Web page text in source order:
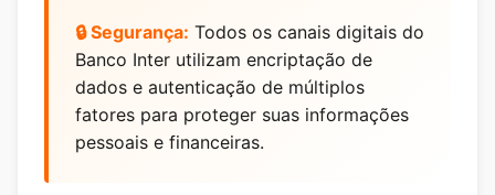
🔒 Segurança: Todos os canais digitais do
Banco Inter utilizam encriptação de
dados e autenticação de múltiplos
fatores para proteger suas informações
pessoais e financeiras.